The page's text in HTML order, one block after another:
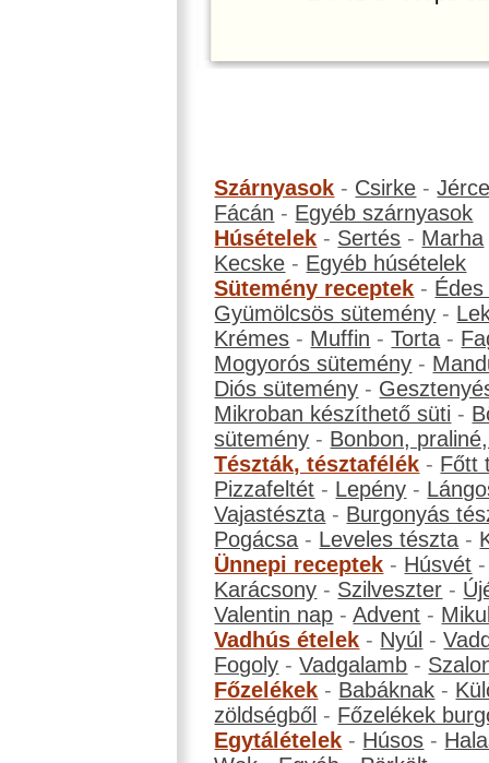
Szárnyasok - Csirke -
Fácán - Egyéb szárnyasok
Húsételek - Sertés - Marha
Kecske - Egyéb húsételek
Sütemény receptek -
Gyümölcsös sütemény -
Krémes - Muffin -Torta -
Mogyorós sütemény -
Diós sütemény -
Mikroban készíthető süti -
sütemény - Bonbon,
Tészták, tésztafélék - Főtt
Pizzafeltét - Lepény -
Vajastészta - Burgonyás
Pogácsa - Leveles tészta -
Ünnepi receptek - Húsvét
Karácsony - Szilveszter -
Valentin nap -Advent -
Vadhús ételek - Nyúl -
Fogoly -Vadgalamb -
Főzelékek - Babáknak -
zöldségből - Főzelékek
Egytálételek - Húsos -